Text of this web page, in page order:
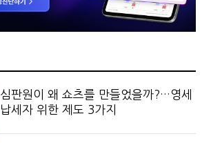
심판원이 왜 쇼츠를 만들었을까?…영세
납세자 위한 제도 3가지